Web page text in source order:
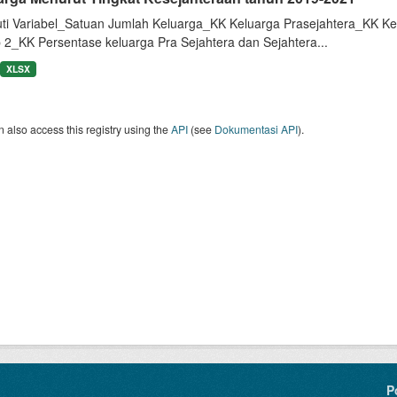
Variabel_Satuan Jumlah Keluarga_KK Keluarga Prasejahtera_KK
2_KK Persentase keluarga Pra Sejahtera dan Sejahtera...
XLSX
also access this registry using theAPI(see Dokumentasi API).